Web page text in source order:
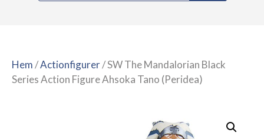
Hem/Actionfigurer/ SW The Mandalorian Black
Series Action Figure Ahsoka Tano (Peridea)